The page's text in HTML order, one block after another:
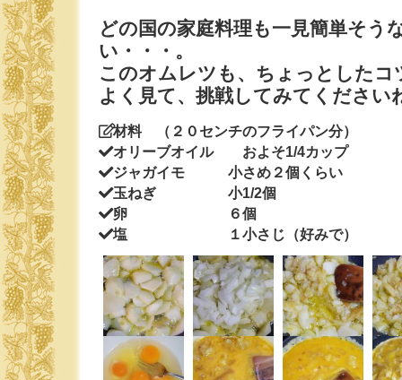
どの国の家庭料理も一見簡単そう
い・・・。
このオムレツも、ちょっとしたコ
よく見て、挑戦してみてください
材料 （２０センチのフライパン分）
オリーブオイル およそ1/4カップ
ジャガイモ 小さめ２個くらい
玉ねぎ 小1/2個
卵 ６個
塩 １小さじ（好みで）